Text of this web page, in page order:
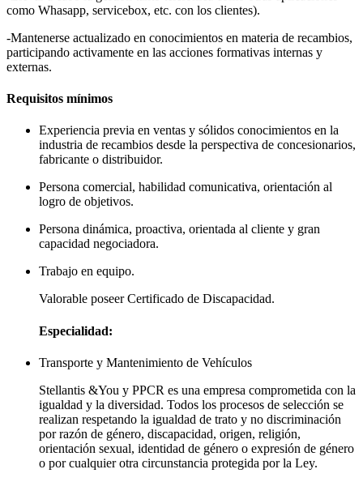
como Whasapp, servicebox, etc. con los clientes).
-Mantenerse actualizado en conocimientos en materia de recambios,
participando activamente en las acciones formativas internas y
externas.
Requisitos mínimos
Experiencia previa en ventas y sólidos conocimientos en la
industria de recambios desde la perspectiva de concesionarios,
fabricante o distribuidor.
Persona comercial, habilidad comunicativa, orientación al
logro de objetivos.
Persona dinámica, proactiva, orientada al cliente y gran
capacidad negociadora.
Trabajo en equipo.
Valorable poseer Certificado de Discapacidad.
Especialidad:
Transporte y Mantenimiento de Vehículos
Stellantis &You y PPCR es una empresa comprometida con la
igualdad y la diversidad. Todos los procesos de selección se
realizan respetando la igualdad de trato y no discriminación
por razón de género, discapacidad, origen, religión,
orientación sexual, identidad de género o expresión de género
o por cualquier otra circunstancia protegida por la Ley.